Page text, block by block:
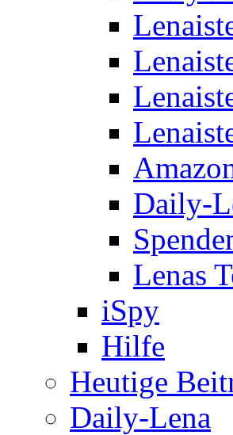
Daily-
Lenas
iSpy
Hilfe
Heutige
Daily-Lena